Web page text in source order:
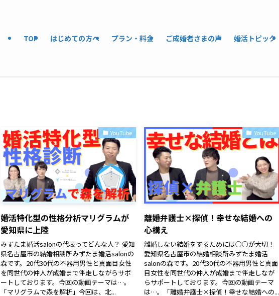
TOP はじめての方へ プラン・料金 ご成婚者さまの声 婚活トピック
YouTube
婚活特化型の性格分析マリグラムが
愛知県に上陸
みずたま婚活salonの代表ってどんな人？ 愛知
県名古屋市の結婚相談所みずたま婚活salonの
森です。20代30代の不器用男性と真面目女性
を同世代の仲人が成婚まで伴走しながらサポ
ートしております。今回の動画テーマは…。
「マリグラムで森を解析」今回は、北...
YouTube
離婚弁護士×探偵！幸せな結婚への
心構え
離婚しない結婚をするためには○○が大切！
愛知県名古屋市の結婚相談所みずたま婚活
salonの森です。20代30代の不器用男性と真面
目女性を同世代の仲人が成婚まで伴走しなが
らサポートしております。今回の動画テーマ
は…。「離婚弁護士×探偵！幸せな結婚への...